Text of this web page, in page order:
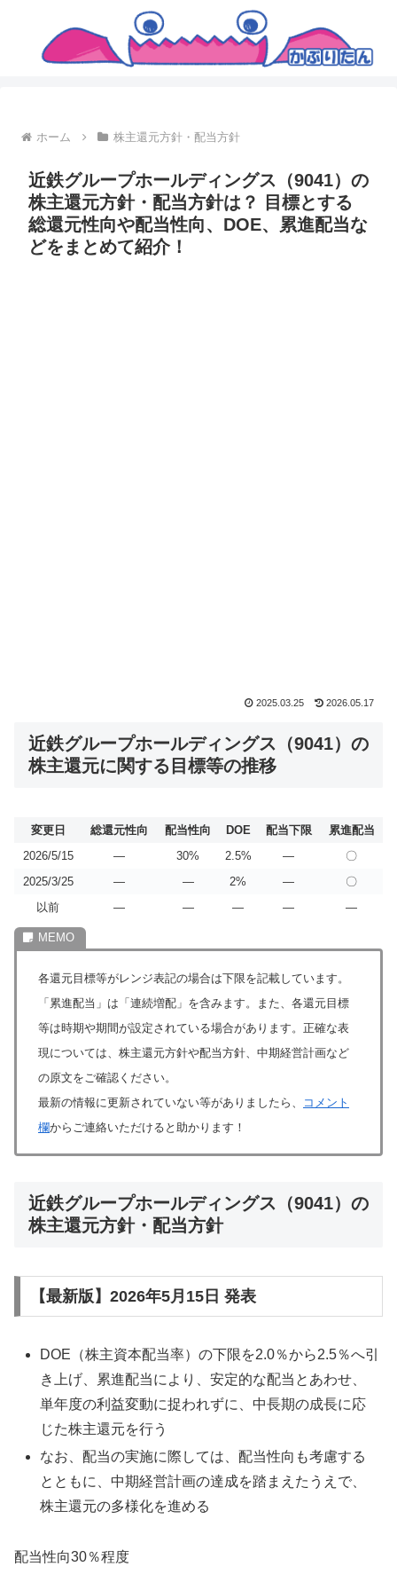
ホーム 株主還元方針・配当方針
近鉄グループホールディングス（9041）の
株主還元方針・配当方針は？ 目標とする
総還元性向や配当性向、DOE、累進配当な
どをまとめて紹介！
2025.03.25 2026.05.17
近鉄グループホールディングス（9041）の
株主還元に関する目標等の推移
変更日 総還元性向 配当性向 DOE 配当下限
累進配当
2026/5/15
― 30% 2.5% ―
〇
2025/3/25
― ― 2% ―
〇
以前
― ― ― ― ―
各還元目標等がレンジ表記の場合は下限を記載しています。
「累進配当」は「連続増配」を含みます。また、各還元目標
等は時期や期間が設定されている場合があります。正確な表
現については、株主還元方針や配当方針、中期経営計画など
の原文をご確認ください。
最新の情報に更新されていない等がありましたら、
コメント
欄からご連絡いただけると助かります！
近鉄グループホールディングス（9041）の
株主還元方針・配当方針
【最新版】2026年5月15日 発表
DOE（株主資本配当率）の下限を2.0％から2.5％へ引
き上げ、累進配当により、安定的な配当とあわせ、
単年度の利益変動に捉われずに、中長期の成長に応
じた株主還元を行う
なお、配当の実施に際しては、配当性向も考慮する
とともに、中期経営計画の達成を踏まえたうえで、
株主還元の多様化を進める
配当性向30％程度